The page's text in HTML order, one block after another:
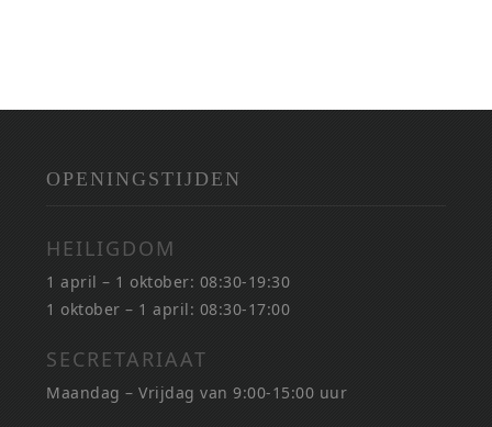
OPENINGSTIJDEN
HEILIGDOM
1 april – 1 oktober: 08:30-19:30
1 oktober – 1 april: 08:30-17:00
SECRETARIAAT
Maandag – Vrijdag van 9:00-15:00 uur